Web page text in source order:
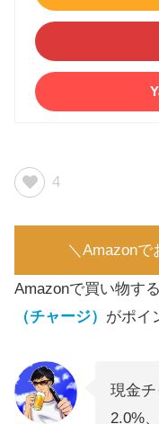
4
＼Amazonで
Amazonで買い物する
（チャージ） がポイ
現金
2.0%